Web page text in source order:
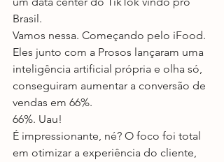
Brasil.
Vamos nessa. Começando pelo iFood.
Eles junto com a Prosos lançaram uma
inteligência artificial própria e olha só,
conseguiram aumentar a conversão de
vendas em 66%.
66%. Uau!
É impressionante, né? O foco foi total
em otimizar a experiência do cliente,